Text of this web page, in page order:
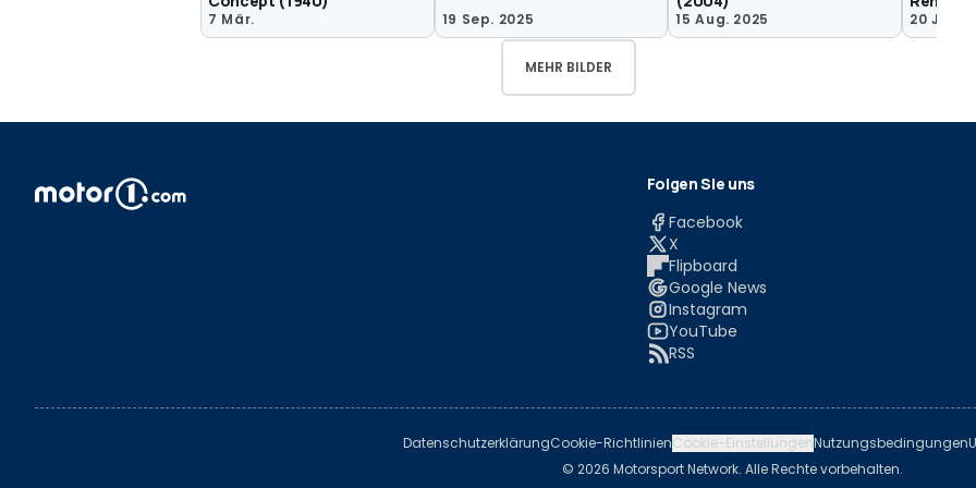
7 Mär. 19 Sep. 2025 15 Aug. 2025 20 Jun.
MEHR BILDER
Folgen Sie uns
Facebook
X
Flipboard
Google News
Instagram
YouTube
RSS
DatenschutzerklärungCookie-RichtlinienCookie-EinstellungenNutzungsbedingungen
© 2026 Motorsport Network. Alle Rechte vorbehalten.